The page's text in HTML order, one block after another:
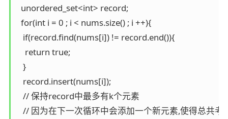
  unordered_set<int> record;
  for(int i = 0 ; i < nums.size() ; i ++){
   if(record.find(nums[i]) != record.end()){
    return true;
   }
   record.insert(nums[i]);
   // 保持record中最多有k个元素
// 因为在下一次循环中会添加一个新元素,使得总共